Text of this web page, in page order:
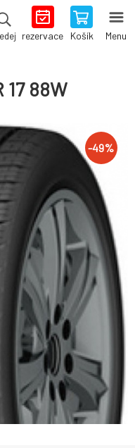
rezervace Košík Menu
88W
-49%